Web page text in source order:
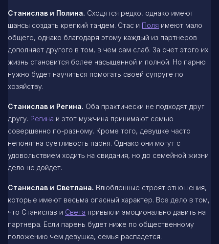
Станислав и Полина. Сходятся редко, однако имеют
шансы создать крепкий тандем. Стас и Поля имеют мало
общего, однако благодаря этому каждый из партнеров
дополняет другого в том, в чем сам слаб. За счет этого их
жизнь становится более насыщенной и полной. Но парню
нужно будет научиться помогать своей супруге по
хозяйству.
Станислав и Регина. Оба практически не подходят друг
другу. Регина и этот мужчина принимают семью
совершенно по-разному. Кроме того, девушке часто
непонятна суетливость парня. Однако они могут с
удовольствием ходить на свидания, но до семейной жизни
дело не дойдет.
Станислав и Светлана. Влюбленные строят отношения,
которые имеют весьма опасный характер. Все дело в том,
что Станислав и Света привыкли эмоционально давить на
партнера. Если парень будет ниже по общественному
положению чем девушка, семья распадется.